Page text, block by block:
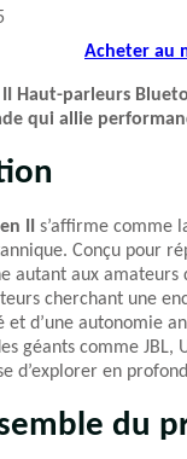
Acheter au
Haut-parleurs
qui allie
II
s’affirme comme
Conçu pour
autant aux
cherchant une
et d’une autonomie
géants comme
d’explorer en
du